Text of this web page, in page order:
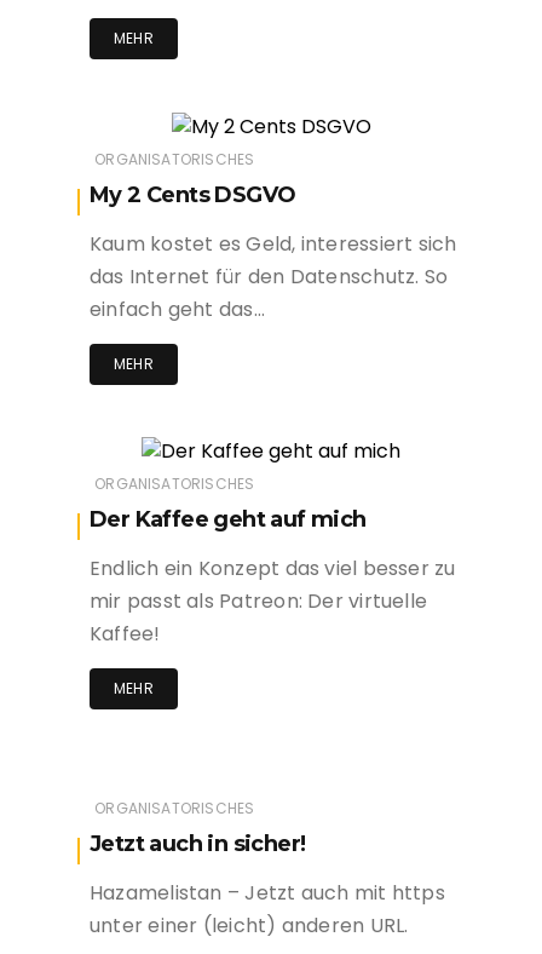
MEHR
ORGANISATORISCHES
My 2 Cents DSGVO
Kaum kostet es Geld, interessiert sich
das Internet für den Datenschutz. So
einfach geht das…
MEHR
ORGANISATORISCHES
Der Kaffee geht auf mich
Endlich ein Konzept das viel besser zu
mir passt als Patreon: Der virtuelle
Kaffee!
MEHR
ORGANISATORISCHES
Jetzt auch in sicher!
Hazamelistan – Jetzt auch mit https
unter einer (leicht) anderen URL.